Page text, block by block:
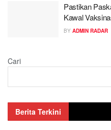
Pastikan
Kawal
BY ADMIN RADAR
Cari
Berita Terkini